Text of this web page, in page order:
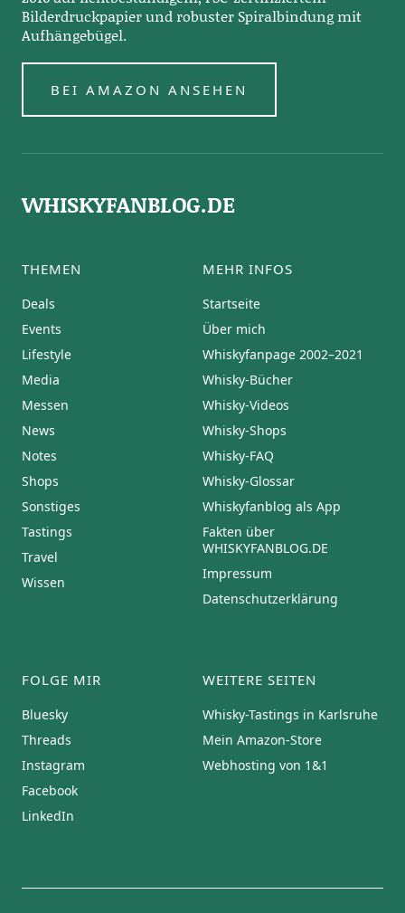
Bilderdruckpapier und robuster Spiralbindung mit
Aufhängebügel.
BEI AMAZON ANSEHEN
WHISKYFANBLOG.DE
THEMEN
Deals
Events
Lifestyle
Media
Messen
News
Notes
Shops
Sonstiges
Tastings
Travel
Wissen
MEHR INFOS
Startseite
Über mich
Whiskyfanpage 2002–2021
Whisky-Bücher
Whisky-Videos
Whisky-Shops
Whisky-FAQ
Whisky-Glossar
Whiskyfanblog als App
Fakten über
WHISKYFANBLOG.DE
Impressum
Datenschutzerklärung
FOLGE MIR
Bluesky
Threads
Instagram
Facebook
LinkedIn
WEITERE SEITEN
Whisky-Tastings in Karlsruhe
Mein Amazon-Store
Webhosting von 1&1